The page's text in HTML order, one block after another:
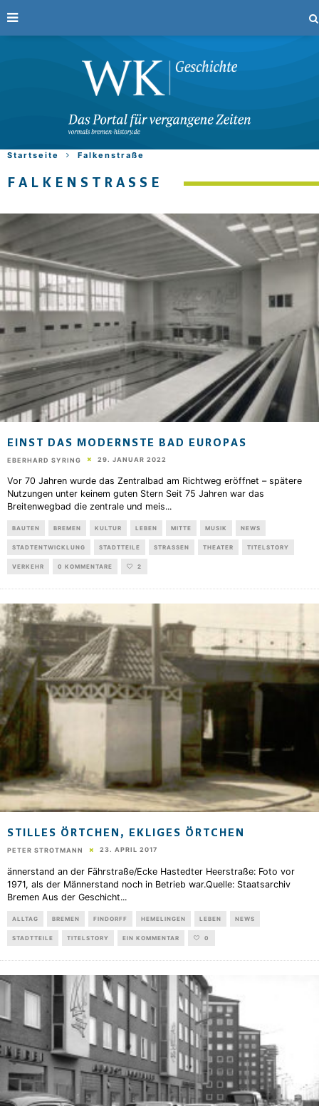
Startseite Falkenstraße
FALKENSTRASSE
EINST DAS MODERNSTE BAD EUROPAS
EBERHARD SYRING 29. JANUAR 2022
Vor 70 Jahren wurde das Zentralbad am Richtweg eröffnet – spätere
Nutzungen unter keinem guten Stern Seit 75 Jahren war das
Breitenwegbad die zentrale und meis...
BAUTEN BREMEN KULTUR LEBEN MITTE MUSIK NEWS
STADTENTWICKLUNG STADTTEILE STRASSEN THEATER TITELSTORY
VERKEHR 0 KOMMENTARE 2
STILLES ÖRTCHEN, EKLIGES ÖRTCHEN
PETER STROTMANN 23. APRIL 2017
ännerstand an der Fährstraße/Ecke Hastedter Heerstraße: Foto vor
1971, als der Männerstand noch in Betrieb war.Quelle: Staatsarchiv
Bremen Aus der Geschicht...
ALLTAG BREMEN FINDORFF HEMELINGEN LEBEN NEWS
STADTTEILE TITELSTORY EIN KOMMENTAR 0